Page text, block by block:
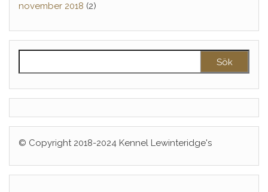
november 2018 (2)
© Copyright 2018-2024 Kennel Lewinteridge's